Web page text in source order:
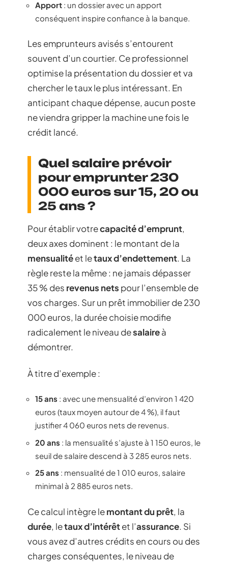
Apport : un dossier avec un apport
conséquent inspire confiance à la banque.
Les emprunteurs avisés s’entourent
souvent d’un courtier. Ce professionnel
optimise la présentation du dossier et va
chercher le taux le plus intéressant. En
anticipant chaque dépense, aucun poste
ne viendra gripper la machine une fois le
crédit lancé.
Quel salaire prévoir
pour emprunter 230
000 euros sur 15, 20 ou
25 ans ?
Pour établir votrecapacité d’emprunt,
deux axes dominent : le montant de la
mensualitéet letaux d’endettement. La
règle reste la même : ne jamais dépasser
35 % des revenus nets pour l’ensemble de
vos charges. Sur un prêt immobilier de 230
000 euros, la durée choisie modifie
radicalement le niveau desalaireà
démontrer.
À titre d’exemple :
15 ans : avec une mensualité d’environ 1 420
euros (taux moyen autour de 4 %), il faut
justifier 4 060 euros nets de revenus.
20 ans : la mensualité s’ajuste à 1 150 euros, le
seuil de salaire descend à 3 285 euros nets.
25 ans : mensualité de 1 010 euros, salaire
minimal à 2 885 euros nets.
Ce calcul intègre lemontant du prêt, la
durée, letaux d’intérêtet l’assurance. Si
vous avez d’autres crédits en cours ou des
charges conséquentes, le niveau de